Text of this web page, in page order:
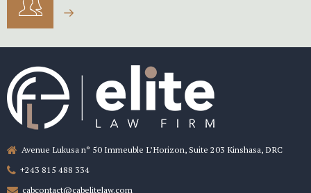
Avenue Lukusa n° 50 Immeuble L’Horizon, Suite 203 Kinshasa, DRC
+243 815 488 334
cabcontact@cabelitelaw.com